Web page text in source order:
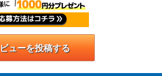
ューを投稿する